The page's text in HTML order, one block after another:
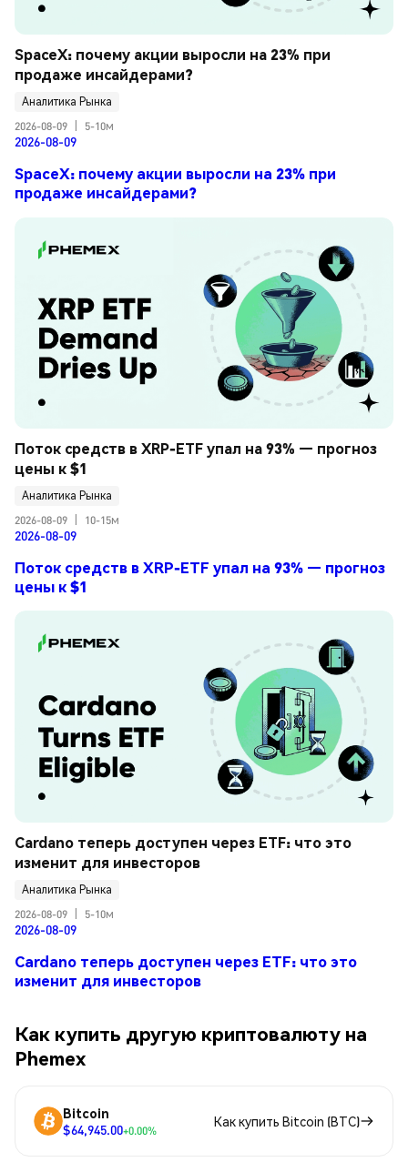
SpaceX: почему акции выросли на 23% при
продаже инсайдерами?
Аналитика Рынка
2026-08-09
5-10м
2026-08-09
SpaceX: почему акции выросли на 23% при
продаже инсайдерами?
Поток средств в XRP-ETF упал на 93% — прогноз
цены к $1
Аналитика Рынка
2026-08-09
10-15м
2026-08-09
Поток средств в XRP-ETF упал на 93% — прогноз
цены к $1
Cardano теперь доступен через ETF: что это
изменит для инвесторов
Аналитика Рынка
2026-08-09
5-10м
2026-08-09
Cardano теперь доступен через ETF: что это
изменит для инвесторов
Как купить другую криптовалюту на
Phemex
Bitcoin
$64,945.00+0.00%
Как купить Bitcoin (BTC)